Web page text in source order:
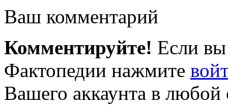
Ваш комментарий
Комментируйте! Если вы
Фактопедии нажмите
Вашего аккаунта в любой